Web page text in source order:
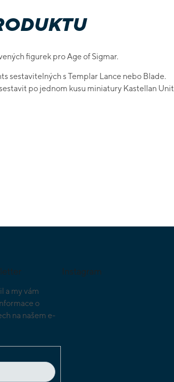
figurek pro Age of Sigmar.
sestavitelných s Templar Lance nebo Blade.
po jednom kusu miniatury Kastellan Unit
a my vám
o
na našem e-
Instagram